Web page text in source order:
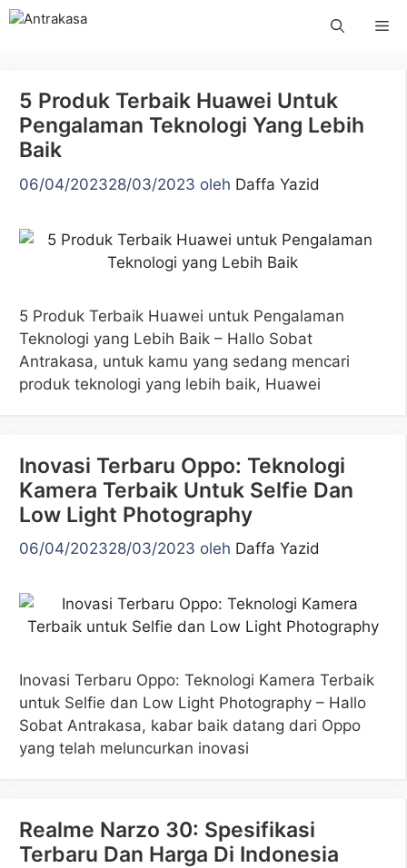
Langsung
5 Produk Terbaik Huawei Untuk
Pengalaman Teknologi Yang Lebih
Baik
06/04/202328/03/2023 oleh Daffa Yazid
5 Produk Terbaik Huawei untuk Pengalaman
Teknologi yang Lebih Baik – Hallo Sobat
Antrakasa, untuk kamu yang sedang mencari
produk teknologi yang lebih baik, Huawei
Inovasi Terbaru Oppo: Teknologi
Kamera Terbaik Untuk Selfie Dan
Low Light Photography
06/04/202328/03/2023 oleh Daffa Yazid
Inovasi Terbaru Oppo: Teknologi Kamera Terbaik
untuk Selfie dan Low Light Photography – Hallo
Sobat Antrakasa, kabar baik datang dari Oppo
yang telah meluncurkan inovasi
Realme Narzo 30: Spesifikasi
Terbaru Dan Harga Di Indonesia